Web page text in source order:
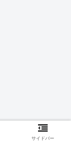
サイドバー